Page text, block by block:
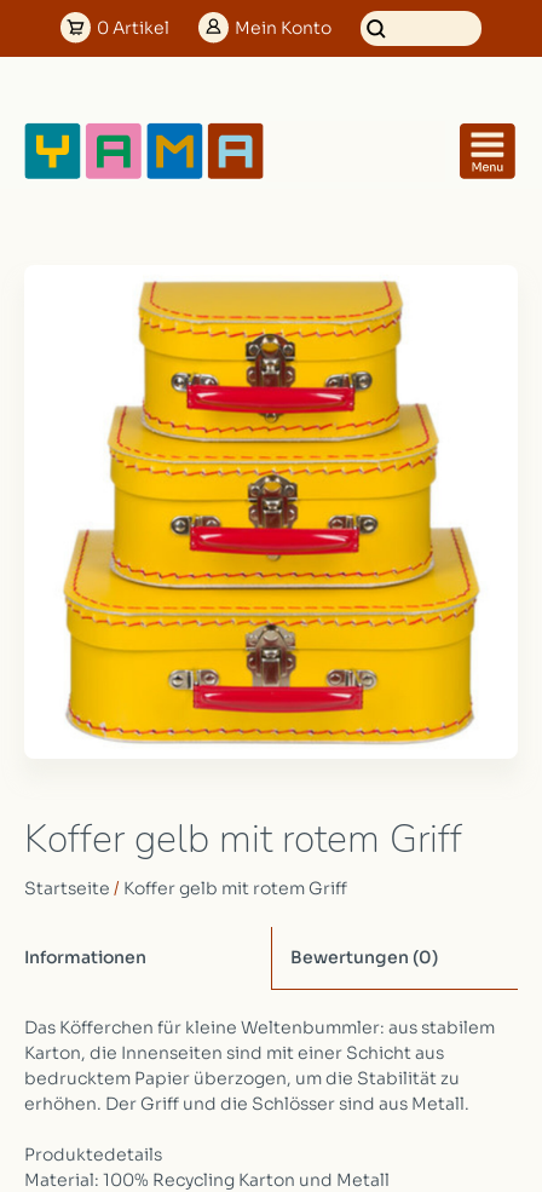
0Artikel Mein Konto
Koffer gelb mit rotem Griff
Startseite / Koffer gelb mit rotem Griff
Informationen Bewertungen (0)
Das Köfferchen für kleine Weltenbummler: aus stabilem
Karton, die Innenseiten sind mit einer Schicht aus
bedrucktem Papier überzogen, um die Stabilität zu
erhöhen. Der Griff und die Schlösser sind aus Metall.
Produktedetails
Material: 100% Recycling Karton und Metall